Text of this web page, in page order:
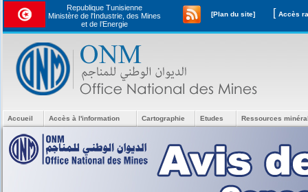
Republique Tunisienne
Ministère de l'Industrie, des Mines
et de l’Energie
[Plan du site] [
Accueil Accès à l'information Cartographie Etudes Ressources